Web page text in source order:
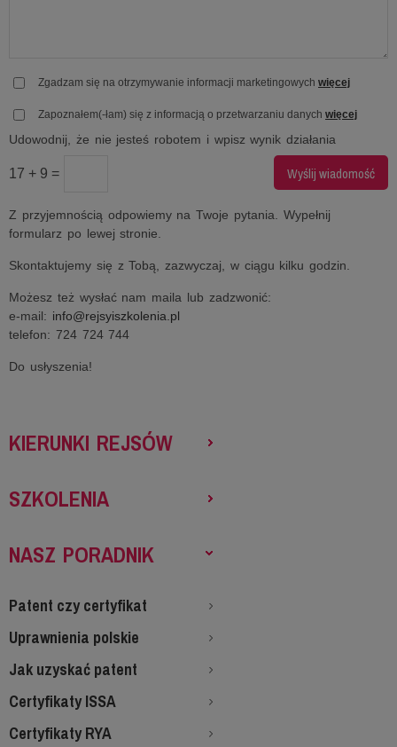
Zgadzam się na otrzymywanie informacji marketingowych więcej
Zapoznałem(-łam) się z informacją o przetwarzaniu danych więcej
Udowodnij, że nie jesteś robotem i wpisz wynik działania
17 + 9 =
Z przyjemnością odpowiemy na Twoje pytania. Wypełnij
formularz po lewej stronie.
Skontaktujemy się z Tobą, zazwyczaj, w ciągu kilku godzin.
Możesz też wysłać nam maila lub zadzwonić:
e-mail: info@rejsyiszkolenia.pl
telefon: 724 724 744
Do usłyszenia!
KIERUNKI REJSÓW
SZKOLENIA
NASZ PORADNIK
Patent czy certyfikat
Uprawnienia polskie
Jak uzyskać patent
Certyfikaty ISSA
Certyfikaty RYA